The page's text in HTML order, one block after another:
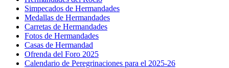
Simpecados de Hermandades
Medallas de Hermandades
Carretas de Hermandades
Fotos de Hermandades
Casas de Hermandad
Ofrenda del Foro 2025
Calendario de Peregrinaciones para el 2025-26